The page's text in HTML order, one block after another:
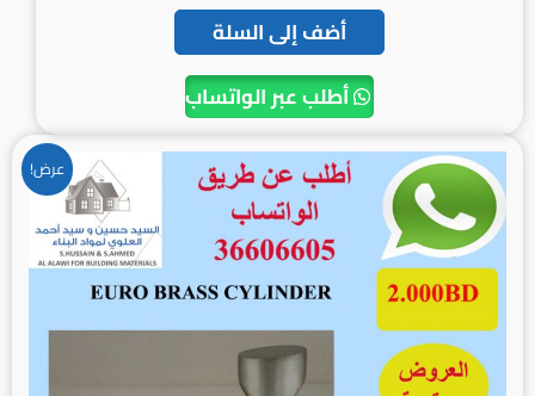
أضف إلى السلة
أطلب عبر الواتساب
عرض! السعر
الأصلي
هو:
2.500BD.
السعر
الحالي
2.000BD.